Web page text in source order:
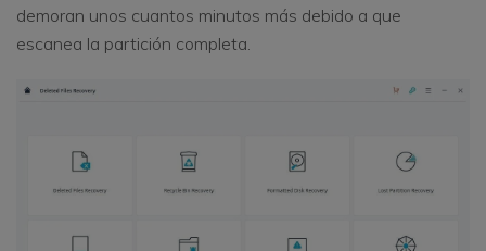
demoran unos cuantos minutos más debido a que
escanea la partición completa.